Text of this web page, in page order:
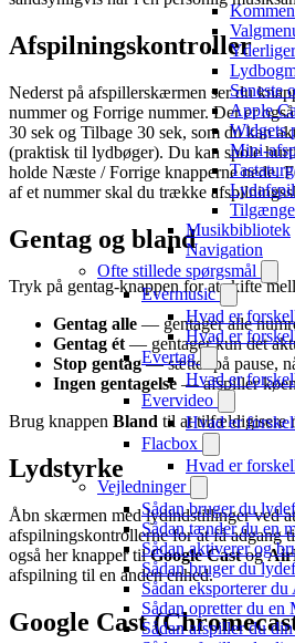
Seneste
Apple
Widgets
Mini-
Musikbibliotek
Navigation
Ofte stillede spørgsmål
Evermusic
Hvad er
Hvad er
Evertag
Hvad er
Evervideo
Hvad er
Flacbox
Hvad er
Vejledninger
Sådan bruger du
Sådan tænder du en
Sådan aktiverer og
Sådan bruger du
Sådan eksporterer
Sådan opretter du
Sådan afspiller du
Afspilningskontroller
Nederst på afspillerskærmen ser du
nummer og Forrige nummer. Der er
30 sek og Tilbage 30 sek, som du kan
(praktisk til lydbøger). Du kan spole
holde Næste / Forrige knapperne nede.
af et nummer skal du trække
Gentag og bland
Tryk på gentag-knappen for at skifte
Gentag alle — gentager alle
Gentag ét — gentager kun det
Stop gentag— sætter på pause,
Ingen gentagelse — afspiller køen
Brug knappen Bland til at tilfældigisere
Lydstyrke
Åbn skærmen med lydindstillinger ved
afspilningskontrollerne for at få adgang
også her knapper tilGoogle Castog
afspilning til en anden enhed.
Google Cast